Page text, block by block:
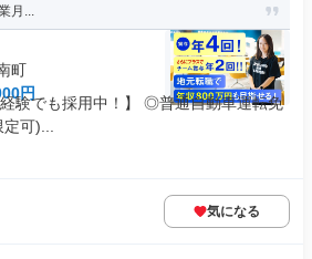
月...
町
円
験でも採用中！】 ◎普通自動車運転免
可)...
気になる